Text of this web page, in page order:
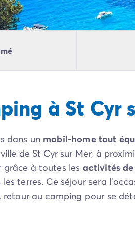
de Loire
Ardenne
à St Cyr
dans un mobil-home tout
ville de St Cyr sur Mer, à
grâce à toutes les activités
les terres. Ce séjour sera
retour au camping pour se